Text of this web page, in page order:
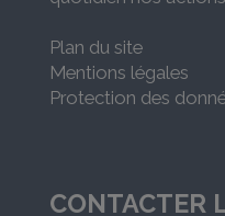
Plan du site
Mentions légales
Protection des
CONTACTER